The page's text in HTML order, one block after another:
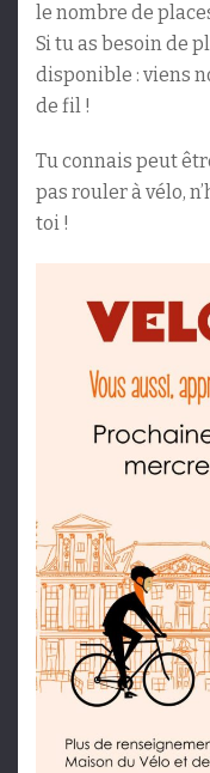
le nombre de
Si tu as besoin de
disponible : viens
de fil !
Tu connais peut
pas rouler à vélo,
toi !